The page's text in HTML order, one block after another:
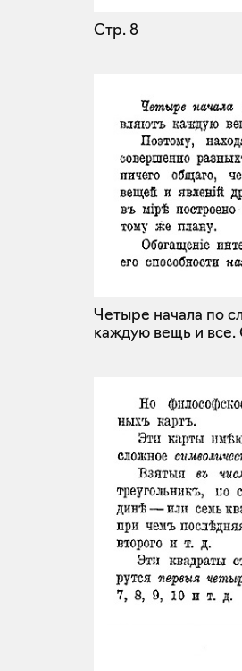
Стр. 8
Четыре начала по
каждую вещь и все.